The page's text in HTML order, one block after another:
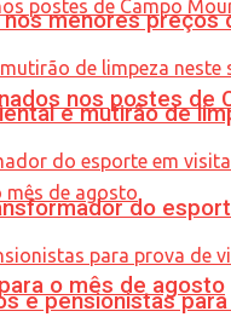
nos postes de
o mês de agosto
menores
e mutirão de
do
e pensionistas